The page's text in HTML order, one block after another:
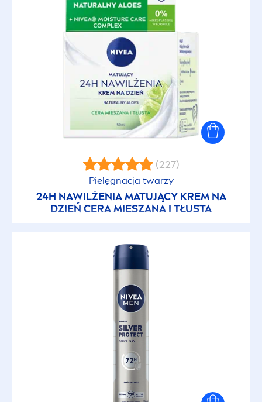
24h trwałości
48h Nawilżenia
48h ochrony przed potem
72h Nawilżenia
Antybakteryjny
Bez uczucia lepkości
Biodegradowalna formuła
Chroni barierę skóry
Chroni przed wysokimi temperaturami
(227)
Pielęgnacja twarzy
24H NAWILŻENIA MATUJĄCY KREM NA
DZIEŃ CERA MIESZANA I TŁUSTA